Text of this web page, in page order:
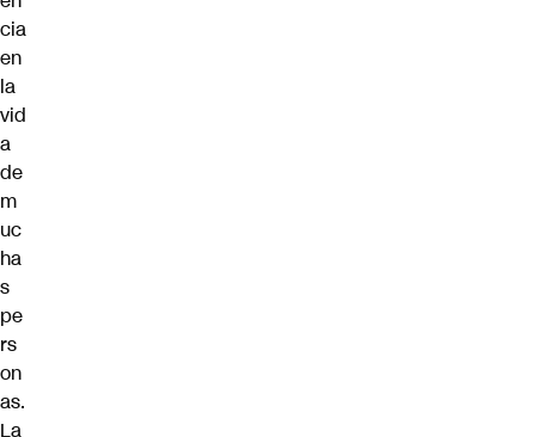
cia
en
la
vid
a
de
m
uc
ha
s
pe
rs
on
as.
La